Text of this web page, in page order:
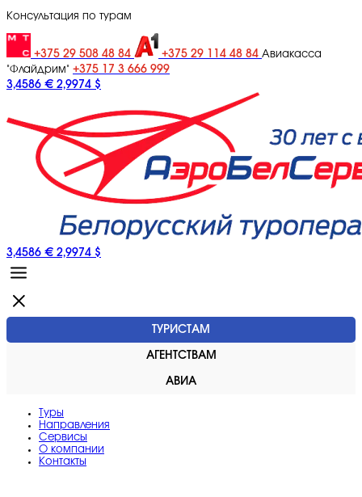
Консультация по турам
+375 29 508 48 84 +375 29 114 48 84 Авиакасса
"Флайдрим" +375 17 3 666 999
3,4586 € 2,9974 $
3,4586 € 2,9974 $
ТУРИСТАМ
АГЕНТСТВАМ
АВИА
Туры
Направления
Сервисы
O компании
Контакты